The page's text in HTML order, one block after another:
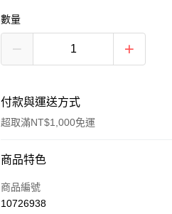
數量
付款與運送方式
超取滿NT$1,000免運
付款方式
信用卡一次付款
商品特色
商品編號
10726938